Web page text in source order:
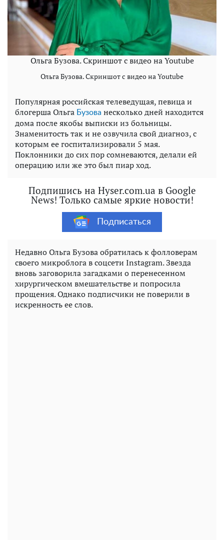
Ольга Бузова. Скриншот с видео на Youtube
Ольга Бузова. Скриншот с видео на Youtube
Популярная российская телеведущая, певица и
блогерша Ольга Бузова несколько дней находится
дома после якобы выписки из больницы.
Знаменитость так и не озвучила свой диагноз, с
которым ее госпитализировали 5 мая.
Поклонники до сих пор сомневаются, делали ей
операцию или же это был пиар ход.
Подпишись на Hyser.com.ua в Google
News! Только самые яркие новости!
Подписаться
Недавно Ольга Бузова обратилась к фолловерам
своего микроблога в соцсети Instagram. Звезда
вновь заговорила загадками о перенесенном
хирургическом вмешательстве и попросила
прощения. Однако подписчики не поверили в
искренность ее слов.